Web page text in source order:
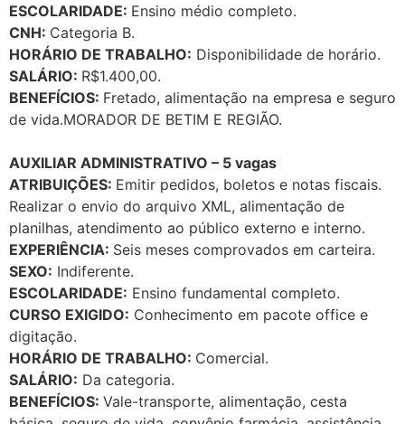
ESCOLARIDADE: Ensino médio completo.
CNH: Categoria B.
HORÁRIO DE TRABALHO: Disponibilidade de horário.
SALÁRIO: R$1.400,00.
BENEFÍCIOS: Fretado, alimentação na empresa e seguro
de vida.MORADOR DE BETIM E REGIÃO.
AUXILIAR ADMINISTRATIVO – 5 vagas
ATRIBUIÇÕES: Emitir pedidos, boletos e notas fiscais.
Realizar o envio do arquivo XML, alimentação de
planilhas, atendimento ao público externo e interno.
EXPERIÊNCIA: Seis meses comprovados em carteira.
SEXO: Indiferente.
ESCOLARIDADE: Ensino fundamental completo.
CURSO EXIGIDO: Conhecimento em pacote office e
digitação.
HORÁRIO DE TRABALHO: Comercial.
SALÁRIO: Da categoria.
BENEFÍCIOS: Vale-transporte, alimentação, cesta